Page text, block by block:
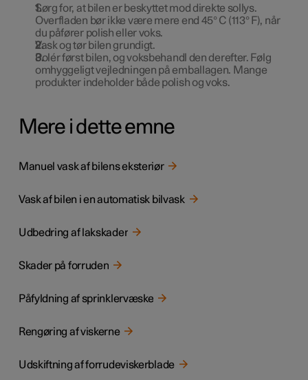
Sørg for, at bilen er beskyttet mod direkte sollys.
Overfladen bør ikke være mere end 45° C (113° F), når
du påfører polish eller voks.
Vask og tør bilen grundigt.
Polér først bilen, og voksbehandl den derefter. Følg
omhyggeligt vejledningen på emballagen. Mange
produkter indeholder både polish og voks.
Mere i dette emne
Manuel vask af bilens eksteriør
Vask af bilen i en automatisk bilvask
Udbedring af lakskader
Skader på forruden
Påfyldning af sprinklervæske
Rengøring af viskerne
Udskiftning af forrudeviskerblade